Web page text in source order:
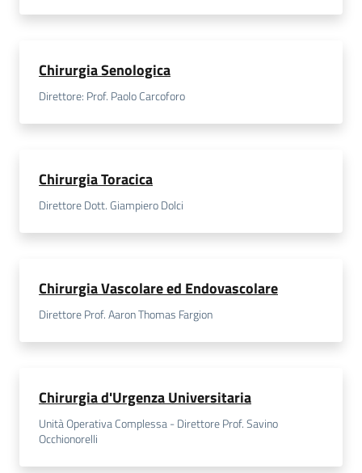
Chirurgia Senologica
Direttore: Prof. Paolo Carcoforo
Chirurgia Toracica
Direttore Dott. Giampiero Dolci
Chirurgia Vascolare ed Endovascolare
Direttore Prof. Aaron Thomas Fargion
Chirurgia d'Urgenza Universitaria
Unità Operativa Complessa - Direttore Prof. Savino
Occhionorelli